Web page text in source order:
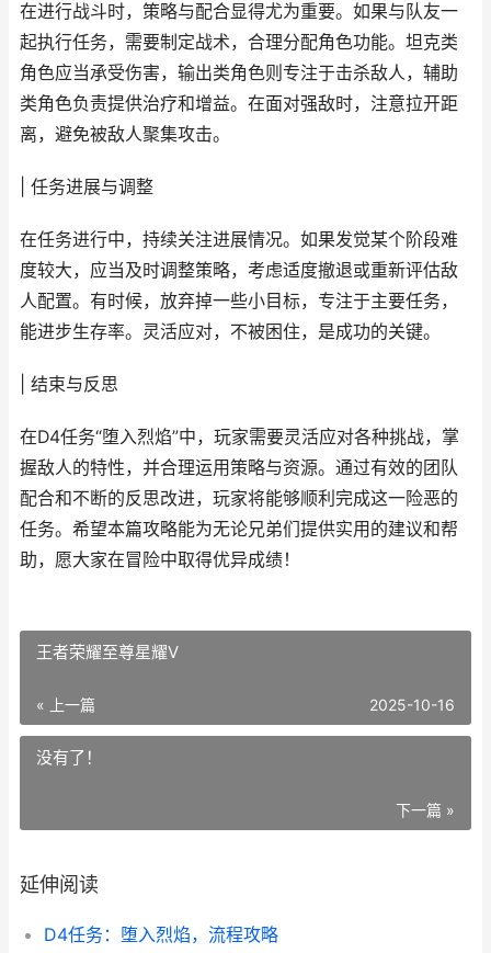
在进行战斗时，策略与配合显得尤为重要。如果与队友一
起执行任务，需要制定战术，合理分配角色功能。坦克类
角色应当承受伤害，输出类角色则专注于击杀敌人，辅助
类角色负责提供治疗和增益。在面对强敌时，注意拉开距
离，避免被敌人聚集攻击。
| 任务进展与调整
在任务进行中，持续关注进展情况。如果发觉某个阶段难
度较大，应当及时调整策略，考虑适度撤退或重新评估敌
人配置。有时候，放弃掉一些小目标，专注于主要任务，
能进步生存率。灵活应对，不被困住，是成功的关键。
| 结束与反思
在D4任务“堕入烈焰”中，玩家需要灵活应对各种挑战，掌
握敌人的特性，并合理运用策略与资源。通过有效的团队
配合和不断的反思改进，玩家将能够顺利完成这一险恶的
任务。希望本篇攻略能为无论兄弟们提供实用的建议和帮
助，愿大家在冒险中取得优异成绩！
王者荣耀至尊星耀V
« 上一篇 2025-10-16
没有了！
下一篇 »
延伸阅读
D4任务：堕入烈焰，流程攻略